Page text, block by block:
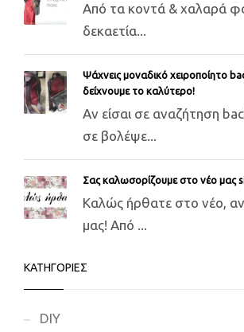
Από τα κοντά & χαλαρά
δεκαετία...
Ψάχνεις μοναδικό χειροποίητο
δείχνουμε το καλύτερο!
Αν είσαι σε αναζήτηση
σε βολέψε...
Σας καλωσορίζουμε στο νέο μας
Καλώς ήρθατε στο νέο,
μας! Από ...
ΚΑΤΗΓΟΡΙΕΣ
DIY